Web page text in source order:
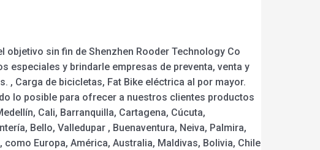
sin fin de Shenzhen Rooder Technology Co
y brindarle empresas de preventa, venta y
Carga de bicicletas, Fat Bike eléctrica al por mayor.
lo posible para ofrecer a nuestros clientes productos
Cali, Barranquilla, Cartagena, Cúcuta,
Bello, Valledupar , Buenaventura, Neiva, Palmira,
Europa, América, Australia, Maldivas, Bolivia, Chile